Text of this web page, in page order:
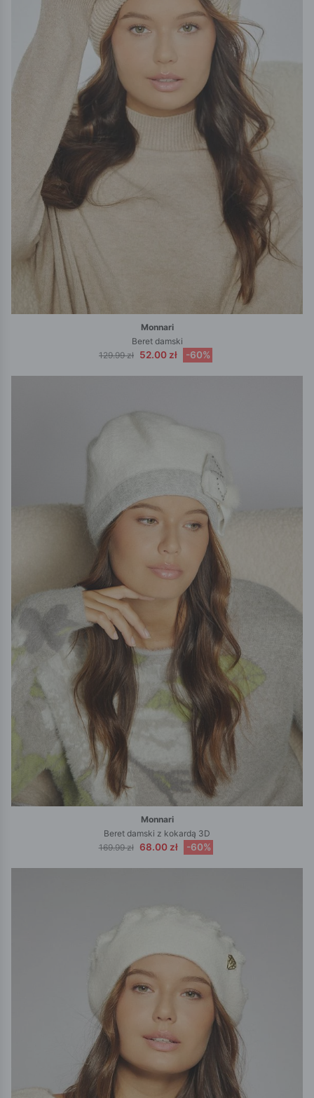
Monnari
Beret damski
129.99 zł 52.00 zł -60%
Monnari
Beret damski z kokardą 3D
169.99 zł 68.00 zł -60%